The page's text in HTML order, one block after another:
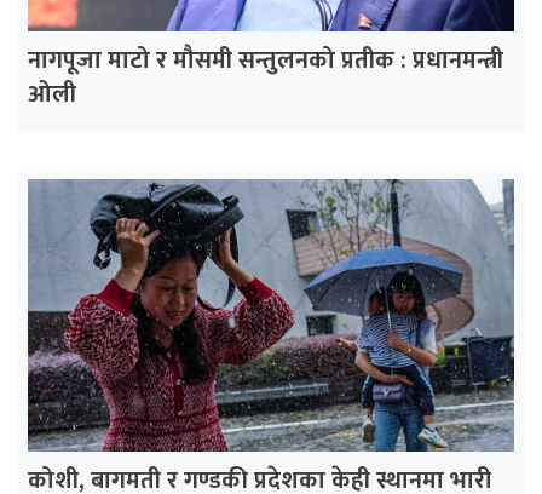
नागपूजा माटो र मौसमी सन्तुलनको प्रतीक : प्रधानमन्त्री
ओली
कोशी, बागमती र गण्डकी प्रदेशका केही स्थानमा भारी